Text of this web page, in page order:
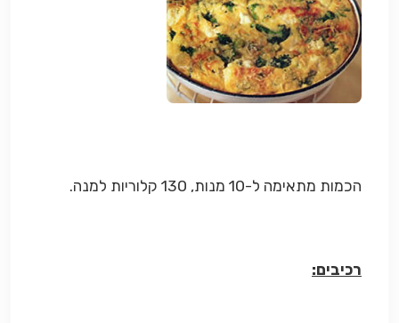
הכמות מתאימה ל-10 מנות, 130 קלוריות למנה.
רכיבים: